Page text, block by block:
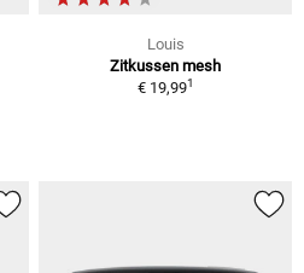
Louis
Zitkussen mesh
€ 19,991